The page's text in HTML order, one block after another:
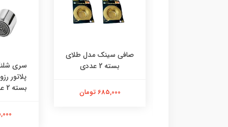
صافی سینک مدل طلای
بسته 2 عددی
685,000 تومان
سری
پلاتور
بسته 2 عددی | استیل |